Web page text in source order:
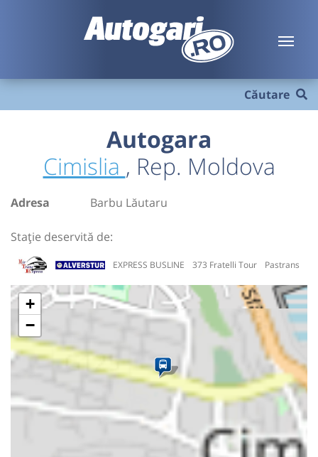
Căutare
Autogara
Cimislia , Rep. Moldova
Adresa Barbu Lăutaru
Stație deservită de:
EXPRESS BUSLINE 373 Fratelli Tour Pastrans
+
−